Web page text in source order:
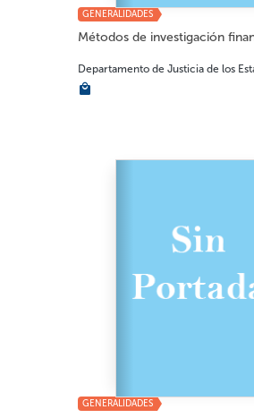
GENERALIDADES
Departamento de Justicia de los
GENERALIDADES